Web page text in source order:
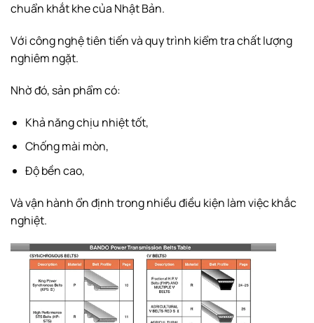
chuẩn khắt khe của Nhật Bản.
Với công nghệ tiên tiến và quy trình kiểm tra chất lượng
nghiêm ngặt.
Nhờ đó, sản phẩm có:
Khả năng chịu nhiệt tốt,
Chống mài mòn,
Độ bền cao,
Và vận hành ổn định trong nhiều điều kiện làm việc khắc
nghiệt.